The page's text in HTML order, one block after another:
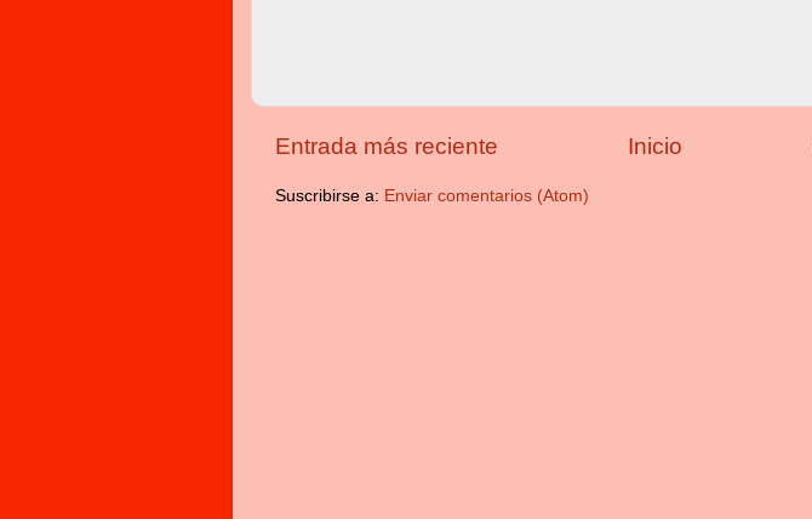
Entrada más reciente Inicio
Suscribirse a: Enviar comentarios (Atom)